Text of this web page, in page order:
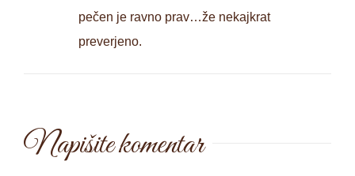
pečen je ravno prav…že nekajkrat
preverjeno.
Napišite komentar